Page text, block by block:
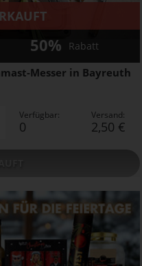
Messer in Bayreuth
50% Rabatt
Verfügbar:
0
Versand:
2,50 €